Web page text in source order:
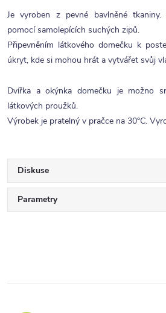
Je vyroben z pevné bavlněné tkaniny.
pomocí samolepících suchých zipů.
Připevněním látkového domečku k
úkryt, kde si mohou hrát a vytvářet svůj
Dvířka a okýnka domečku je možno
látkových proužků.
Výrobek je pratelný v pračce na 30°C.
Diskuse
Parametry